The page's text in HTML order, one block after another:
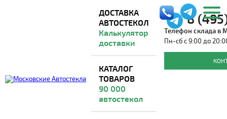
ДОСТАВКА
АВТОСТЕКОЛ
Калькулятор
доставки
КАТАЛОГ
ТОВАРОВ
90 000
автостекол
8
Телефон склада в
Пн-сб с 9:00 до
ВО ВСЕ РЕГИОНЫ